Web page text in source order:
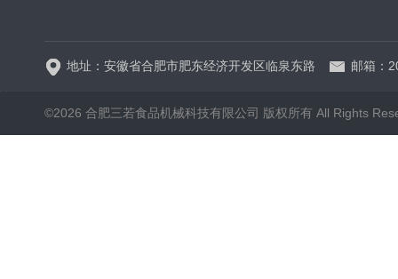
地址：安徽省合肥市肥东经济开发区临泉东路 邮箱：
©2026 合肥三若食品机械科技有限公司 版权所有 All Rights